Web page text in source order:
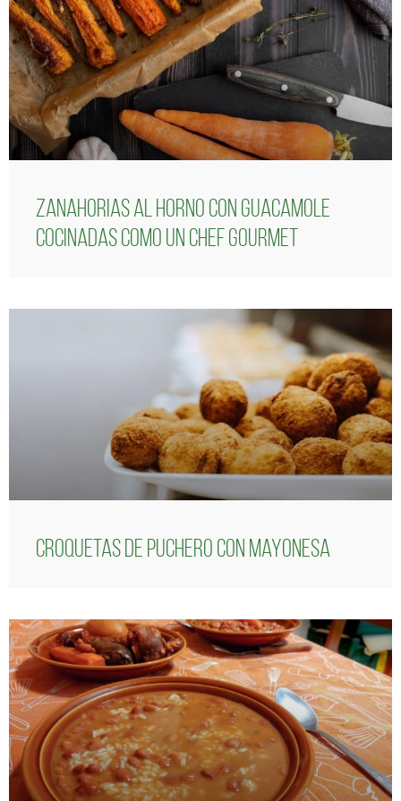
Zanahorias al horno con guacamole
cocinadas como un chef gourmet
Croquetas de puchero con Mayonesa